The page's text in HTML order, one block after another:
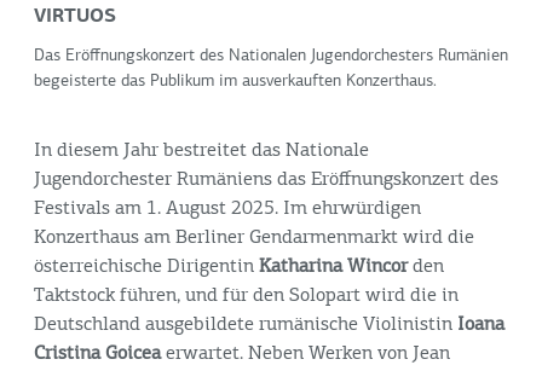
VIRTUOS
Das Eröffnungskonzert des Nationalen Jugendorchesters Rumänien
begeisterte das Publikum im ausverkauften Konzerthaus.
In diesem Jahr bestreitet das Nationale
Jugendorchester Rumäniens das Eröffnungskonzert des
Festivals am 1. August 2025. Im ehrwürdigen
Konzerthaus am Berliner Gendarmenmarkt wird die
österreichische Dirigentin Katharina Wincorden
Taktstock führen, und für den Solopart wird die in
Deutschland ausgebildete rumänische Violinistin Ioana
Cristina Goiceaerwartet. Neben Werken von Jean